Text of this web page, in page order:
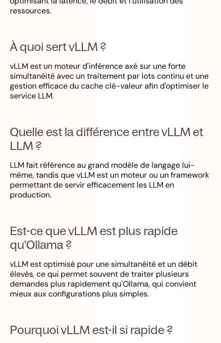
ressources.
À quoi sert vLLM ?
vLLM est un moteur d'inférence axé sur une forte
simultanéité avec un traitement par lots continu et une
gestion efficace du cache clé-valeur afin d'optimiser le
service LLM.
Quelle est la différence entre vLLM et
LLM ?
LLM fait référence au grand modèle de langage lui-
même, tandis que vLLM est un moteur ou un framework
permettant de servir efficacement les LLM en
production.
Est-ce que vLLM est plus rapide
qu'Ollama ?
vLLM est optimisé pour une simultanéité et un débit
élevés, ce qui permet souvent de traiter plusieurs
demandes plus rapidement qu'Ollama, qui convient
mieux aux configurations plus simples.
Pourquoi vLLM est-il si rapide ?